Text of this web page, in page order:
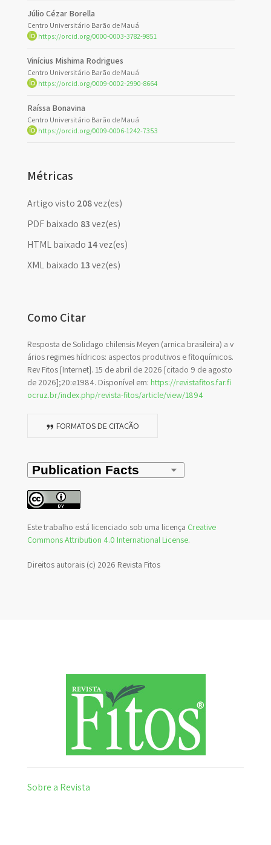
Júlio Cézar Borella
Centro Universitário Barão de Mauá
https://orcid.org/0000-0003-3782-9851
Vinícius Mishima Rodrigues
Centro Universitário Barão de Mauá
https://orcid.org/0009-0002-2990-8664
Raíssa Bonavina
Centro Universitário Barão de Mauá
https://orcid.org/0009-0006-1242-7353
Métricas
Artigo visto 208vez(es)
PDF baixado 83vez(es)
HTML baixado 14vez(es)
XML baixado 13vez(es)
Como Citar
Resposta de Solidago chilensis Meyen (arnica brasileira) a v
ários regimes hídricos: aspectos produtivos e fitoquímicos.
Rev Fitos [Internet]. 15 de abril de 2026 [citado 9 de agosto
de 2026];20:e1984. Disponível em: https://revistafitos.far.fi
ocruz.br/index.php/revista-fitos/article/view/1894
FORMATOS DE CITAÇÃO
Este trabalho está licenciado sob uma licença Creative
Commons Attribution 4.0 International License.
Direitos autorais (c) 2026 Revista Fitos
Sobre a Revista